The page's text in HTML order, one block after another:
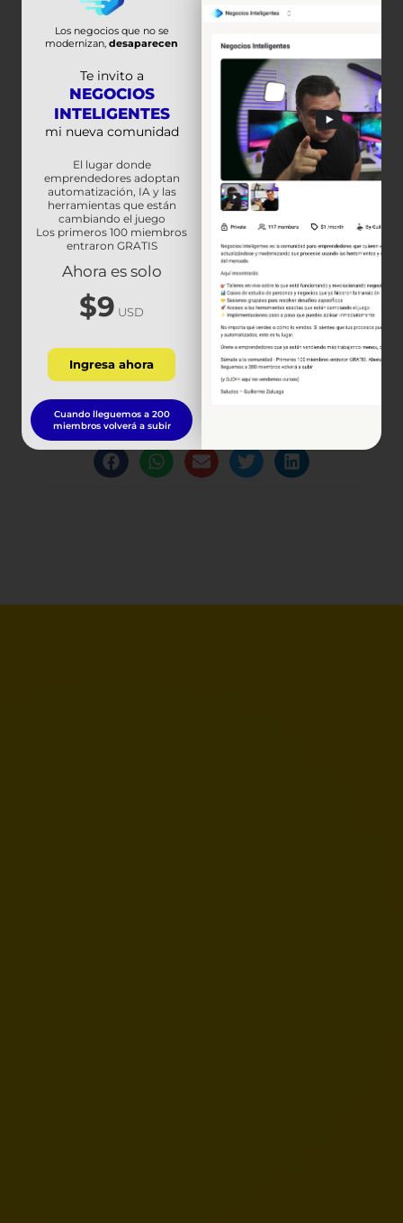
Prev
ANTERIOR SIGUIENTE
En cuánto tiempo puedo tener mi producto a la venta en Amazon | Como Vender en Amazon FBA
Comparte esta publicación
Los negocios que no se
modernizan, desaparecen
Te invito a
NEGOCIOS
INTELIGENTES
mi nueva comunidad
El lugar donde
emprendedores adoptan
automatización, IA y las
herramientas que están
cambiando el juego
Los primeros 100 miembros
entraron GRATIS
Ahora es solo
$9 USD
Ingresa ahora
Cuando lleguemos a 200
miembros volverá a subir